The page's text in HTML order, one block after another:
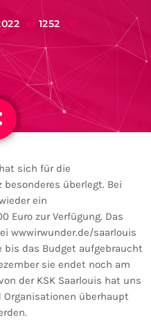
1252
sich für die
überlegt. Bei
ein
Euro zur Verfügung. Das
wwwirwunder.de/saarlouis
bis das Budget aufgebraucht
sie endet noch am
der KSK Saarlouis hat uns
überhaupt